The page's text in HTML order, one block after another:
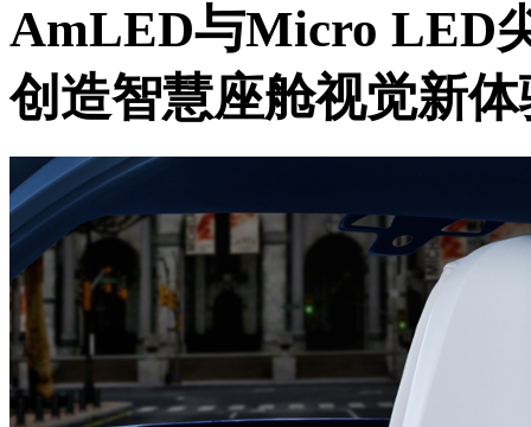
AmLED与Micro LED
创造智慧座舱视觉新体